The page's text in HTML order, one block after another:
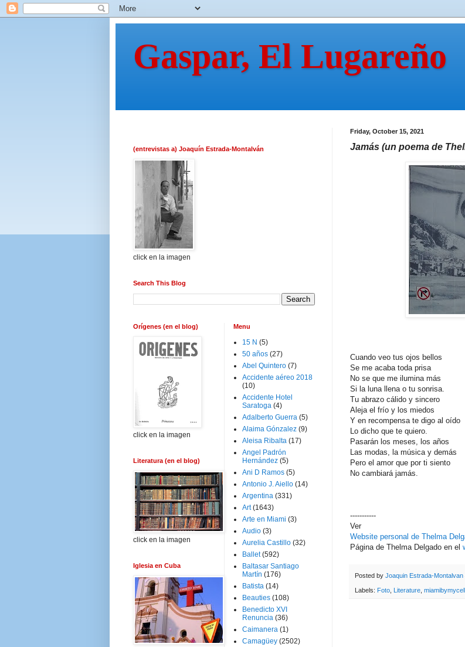
Gaspar, El Lugareño
Friday, October 15, 2021
Jamás (un poema de
Cuando veo tus ojos bellos
Se me acaba toda prisa
No se que me ilumina más
Si la luna llena o tu sonrisa.
Tu abrazo cálido y sincero
Aleja el frío y los miedos
Y en recompensa te digo al oído
Lo dicho que te quiero.
Pasarán los meses, los años
Las modas, la música y demás
Pero el amor que por ti siento
No cambiará jamás.
-----------
Ver
Website personal de Thelma
Página de Thelma Delgado en el
Posted by Joaquin Estrada-Montalvan
Labels: Foto Literature miamibymycell
(entrevistas a) Joaquín Estrada-Montalván
click en la imagen
Search This Blog
Orígenes (en el blog)
click en la imagen
Literatura (en el blog)
click en la imagen
Iglesia en Cuba
Menu
15 N (5)
50 años (27)
Abel Quintero (7)
Accidente aéreo 2018
(10)
Accidente Hotel
Saratoga (4)
Adalberto Guerra (5)
Alaima Gónzalez (9)
Aleisa Ribalta (17)
Angel Padrón
Hernández (5)
Ani D Ramos (5)
Antonio J. Aiello (14)
Argentina (331)
Art (1643)
Arte en Miami (3)
Audio (3)
Aurelia Castillo (32)
Ballet (592)
Baltasar Santiago
Martín (176)
Batista (14)
Beauties (108)
Benedicto XVI
Renuncia (36)
Caimanera (1)
Camagüey (2502)